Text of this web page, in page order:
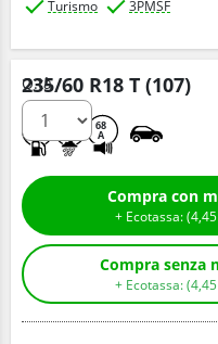
Turismo 3PMSF
235/60 R18 T (107)
68
A
Q.tà
+ Ecotassa: (4,45
+ Ecotassa: (4,45